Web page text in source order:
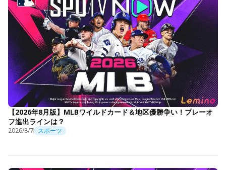
【2026年8月版】MLBワイルドカード＆地区優勝争い！プレーオ
フ進出ラインは？
2026/8/7 スポーツ